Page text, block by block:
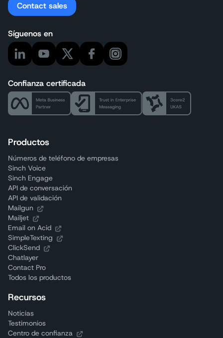
Contact sales
Síguenos en
Confianza certificada
Productos
Números de teléfono de empresas
Sinch Voice
Sinch Engage
API de conversación
API de validación
Mailgun
Mailjet
Email on Acid
SimpleTexting
ClickSend
Chatlayer
Contact Pro
Todos los productos
Recursos
Noticias
Testimonios
Centro de confianza